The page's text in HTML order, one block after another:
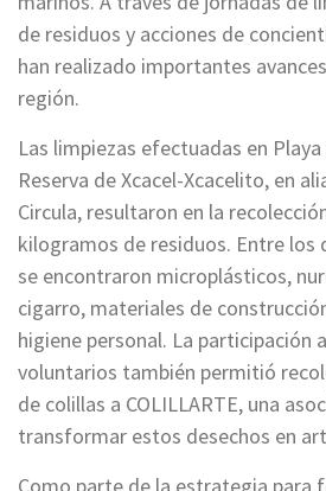
de residuos y acciones de
han realizado importantes
región.
Las limpiezas efectuadas en
Reserva de Xcacel-Xcacelito, en
Circula, resultaron en la
kilogramos de residuos. Entre los
se encontraron microplásticos,
cigarro, materiales de
higiene personal. La participación
voluntarios también permitió
de colillas a COLILLARTE, una
transformar estos desechos en